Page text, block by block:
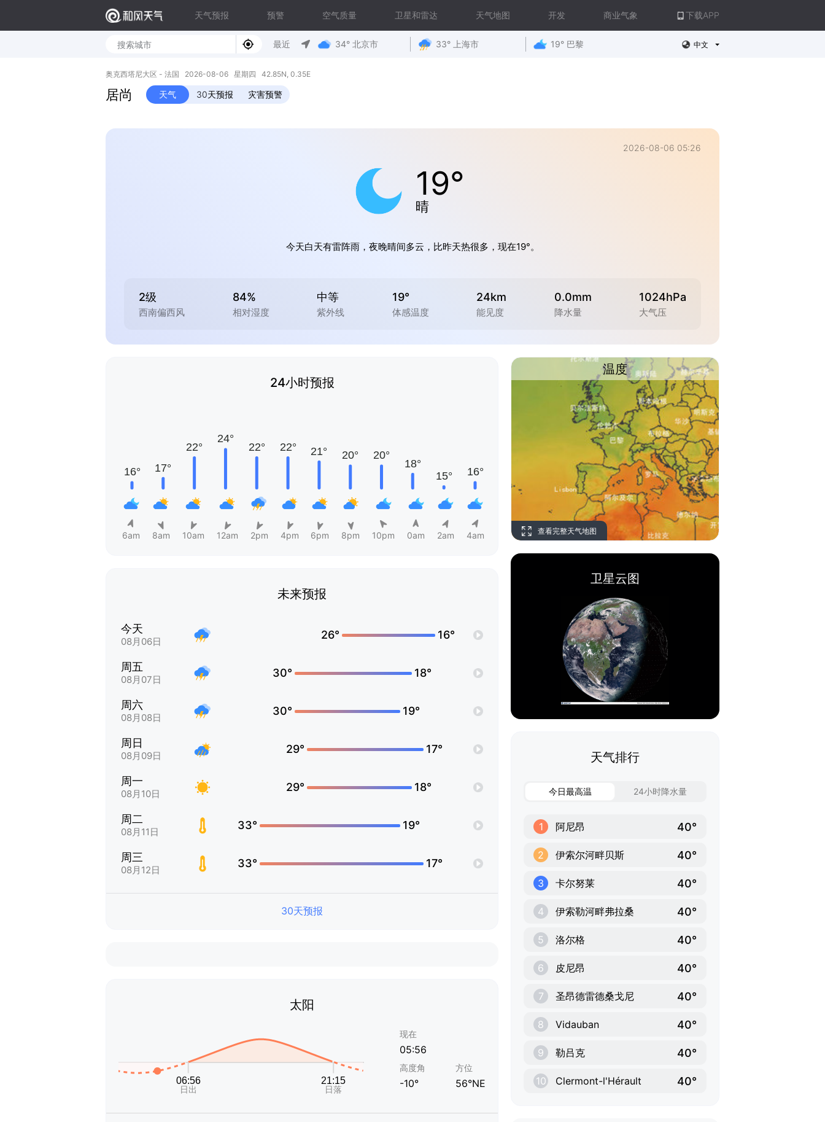
天气预报 预警 空气质量 卫星和雷达 天气地图 开发 商业气象 下载APP
最近 34° 北京市 33° 上海市 19° 巴黎 中文
奥克西塔尼大区 - 法国 2026-08-06 星期四 42.85N, 0.35E
居尚 天气 30天预报 灾害预警
2026-08-06 05:26
19°
晴
今天白天有雷阵雨，夜晚晴间多云，比昨天热很多，现在19°。
2级
西南偏西风
84%
相对湿度
中等
紫外线
19°
体感温度
24km
能见度
0.0mm
降水量
1024hPa
大气压
24小时预报
6am 8am 10am 12am 2pm 4pm 6pm 8pm 10pm 0am 2am 4am
未来预报
今天
08月06日
26° 16°
周五
08月07日
30° 18°
周六
08月08日
30° 19°
周日
08月09日
29° 17°
周一
08月10日
29° 18°
周二
08月11日
33° 19°
周三
08月12日
33° 17°
30天预报
太阳
现在
05:56
高度角
-10°
方位
56°NE
温度
查看完整天气地图
卫星云图
天气排行
今日最高温 24小时降水量
1 阿尼昂 40°
2 伊索尔河畔贝斯 40°
3 卡尔努莱 40°
4 伊索勒河畔弗拉桑 40°
5 洛尔格 40°
6 皮尼昂 40°
7 圣昂德雷德桑戈尼 40°
8 Vidauban 40°
9 勒吕克 40°
10 Clermont-l'Hérault 40°